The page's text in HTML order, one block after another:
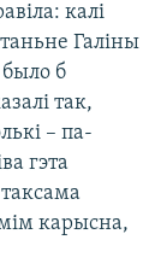
калі
Галіны
б
так,
– па-
гэта
карысна,